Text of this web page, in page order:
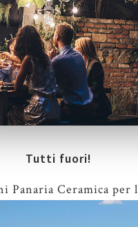
Tutti fuori!
Panaria Ceramica per